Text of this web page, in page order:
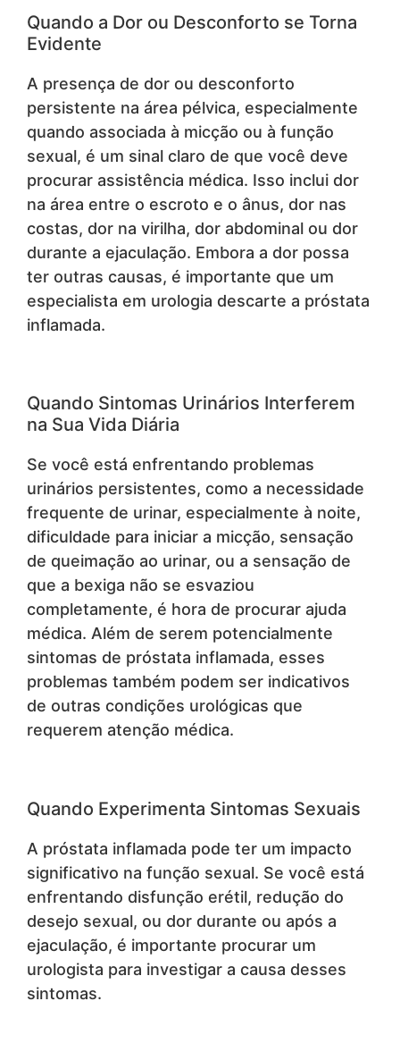
Quando a Dor ou Desconforto se Torna
Evidente
A presença de dor ou desconforto
persistente na área pélvica, especialmente
quando associada à micção ou à função
sexual, é um sinal claro de que você deve
procurar assistência médica. Isso inclui dor
na área entre o escroto e o ânus, dor nas
costas, dor na virilha, dor abdominal ou dor
durante a ejaculação. Embora a dor possa
ter outras causas, é importante que um
especialista em urologia descarte a próstata
inflamada.
Quando Sintomas Urinários Interferem
na Sua Vida Diária
Se você está enfrentando problemas
urinários persistentes, como a necessidade
frequente de urinar, especialmente à noite,
dificuldade para iniciar a micção, sensação
de queimação ao urinar, ou a sensação de
que a bexiga não se esvaziou
completamente, é hora de procurar ajuda
médica. Além de serem potencialmente
sintomas de próstata inflamada, esses
problemas também podem ser indicativos
de outras condições urológicas que
requerem atenção médica.
Quando Experimenta Sintomas Sexuais
A próstata inflamada pode ter um impacto
significativo na função sexual. Se você está
enfrentando disfunção erétil, redução do
desejo sexual, ou dor durante ou após a
ejaculação, é importante procurar um
urologista para investigar a causa desses
sintomas.